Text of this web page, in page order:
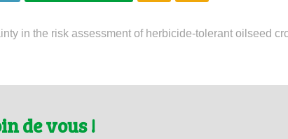
in the risk assessment of herbicide-tolerant oilseed
de vous !